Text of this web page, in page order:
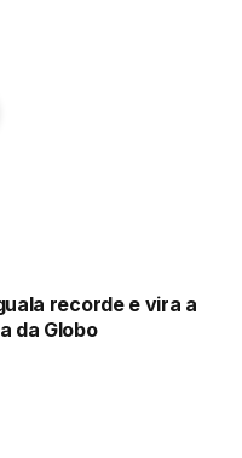
recorde e vira a
da Globo